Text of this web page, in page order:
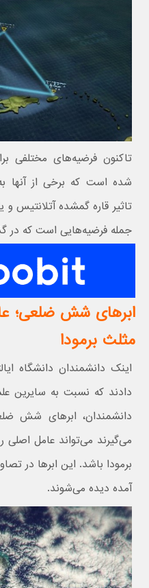
تاکنون فرضیه‌های مختلفی
شده است که برخی از آنها
تاثیر قاره گمشده آتلانتیس و
جمله فرضیه‌هایی است که در
ابرهای شش ضلعی؛
مثلث برمودا
اینک دانشمندان دانشگاه
دادند که نسبت به سایرین
دانشمندان، ابرهای شش
می‌گیرند می‌تواند عامل
برمودا باشد. این ابرها در
آمده دیده می‌شوند.